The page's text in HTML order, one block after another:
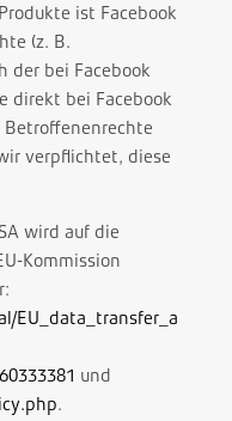
ist Facebook
(z. B.
der bei Facebook
direkt bei Facebook
verpflichtet, diese
wird auf die
Kommission
EU_data_transfer_a
und
.